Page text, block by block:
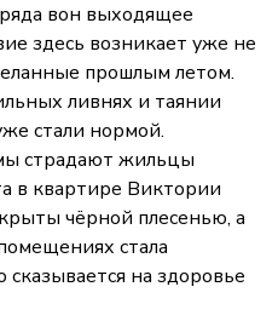
ряда вон выходящее
здесь возникает уже не
прошлым летом.
ливнях и таянии
стали нормой.
страдают жильцы
в квартире Виктории
чёрной плесенью, а
стала
на здоровье